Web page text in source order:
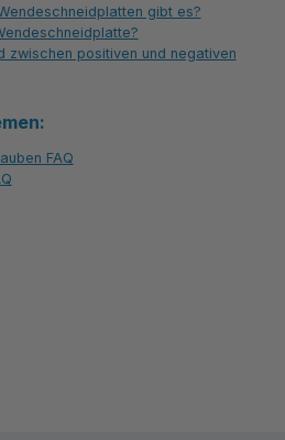
gibt es?
zwischen positiven und negativen
FAQ